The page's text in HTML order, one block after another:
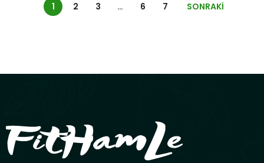
1 2 3 … 6 7 SONRAKI